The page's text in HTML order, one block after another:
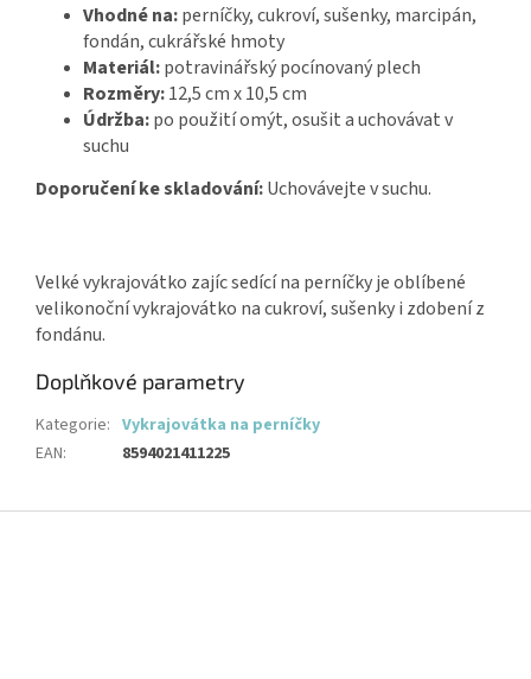
Vhodné na:perníčky, cukroví, sušenky, marcipán,
fondán, cukrářské hmoty
Materiál:potravinářský pocínovaný plech
Rozměry:12,5 cm x 10,5 cm
Údržba:po použití omýt, osušit a uchovávat v
suchu
Doporučení ke skladování:Uchovávejte v suchu.
Velké vykrajovátko zajíc sedící na perníčky je oblíbené
velikonoční vykrajovátko na cukroví, sušenky i zdobení z
fondánu.
Doplňkové parametry
Kategorie: Vykrajovátka na perníčky
EAN: 8594021411225